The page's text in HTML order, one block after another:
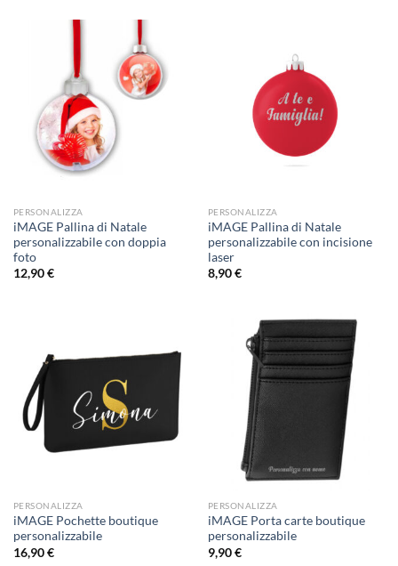
PERSONALIZZA
iMAGE Pallina di Natale
personalizzabile con doppia
foto
12,90€
PERSONALIZZA
iMAGE Pallina di Natale
personalizzabile con incisione
laser
8,90€
PERSONALIZZA
iMAGE Pochette boutique
personalizzabile
16,90€
PERSONALIZZA
iMAGE Porta carte boutique
personalizzabile
9,90€